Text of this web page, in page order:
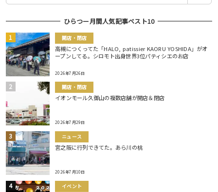
ひらつー月間人気記事ベスト10
開店・閉店
高槻につくってた「HALO, patissier KAORU YOSHIDA」がオ
ープンしてる。シロモト出身世界3位パティシエのお店
2026年7月26日
開店・閉店
イオンモール久御山の複数店舗が開店＆閉店
2026年7月29日
ニュース
宮之阪に行列できてた。あら川の桃
2026年7月10日
イベント